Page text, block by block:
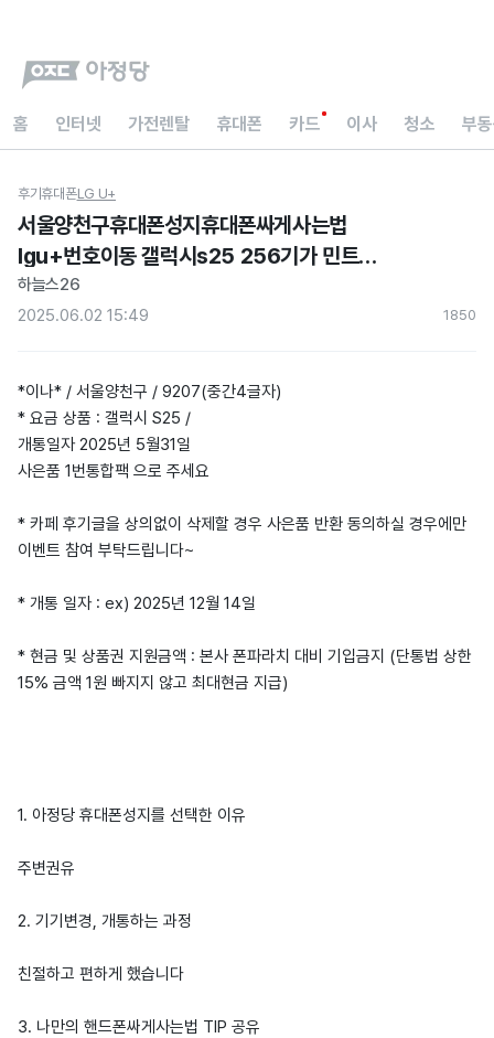
홈 인터넷 가전렌탈 휴대폰 카드 이사 청소 부
후기휴대폰LG U+
서울양천구휴대폰성지휴대폰싸게사는법
lgu+번호이동 갤럭시s25 256기가 민트
현금지원싸게사는법아정당내돈내산후기
하늘스26
2025.06.02 15:49
1850
*이나* / 서울양천구 / 9207(중간4글자)
* 요금 상품 : 갤럭시 S25 /
개통일자 2025년 5월31일
사은품 1번통합팩 으로 주세요
* 카페 후기글을 상의없이 삭제할 경우 사은품 반환 동의하실 경우에만
이벤트 참여 부탁드립니다~
* 개통 일자 : ex) 2025년 12월 14일
* 현금 및 상품권 지원금액 : 본사 폰파라치 대비 기입금지 (단통법 상한
15% 금액 1원 빠지지 않고 최대현금 지급)
1. 아정당 휴대폰성지를 선택한 이유
주변권유
2. 기기변경, 개통하는 과정
친절하고 편하게 했습니다
3. 나만의 핸드폰싸게사는법 TIP 공유